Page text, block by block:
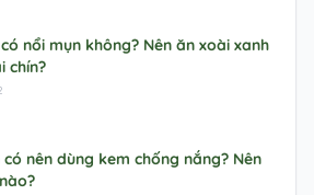
nổi mụn không? Nên ăn xoài xanh
chín?
có nên dùng kem chống nắng? Nên